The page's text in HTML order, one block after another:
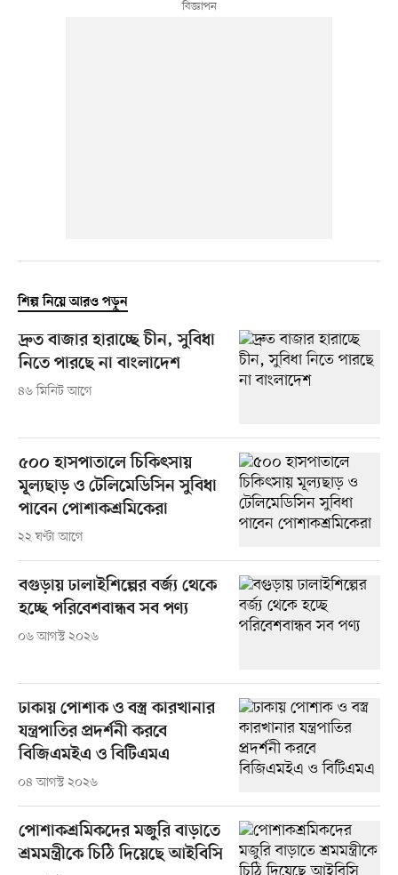
শিল্প নিয়ে আরও পড়ুন
দ্রুত বাজার হারাচ্ছে চীন, সুবিধা
নিতে পারছে না বাংলাদেশ
৪৬ মিনিট আগে
৫০০ হাসপাতালে চিকিৎসায়
মূল্যছাড় ও টেলিমেডিসিন সুবিধা
পাবেন পোশাকশ্রমিকেরা
২২ ঘণ্টা আগে
বগুড়ায় ঢালাইশিল্পের বর্জ্য থেকে
হচ্ছে পরিবেশবান্ধব সব পণ্য
০৬ আগস্ট ২০২৬
ঢাকায় পোশাক ও বস্ত্র কারখানার
যন্ত্রপাতির প্রদর্শনী করবে
বিজিএমইএ ও বিটিএমএ
০৪ আগস্ট ২০২৬
পোশাকশ্রমিকদের মজুরি বাড়াতে
শ্রমমন্ত্রীকে চিঠি দিয়েছে আইবিসি